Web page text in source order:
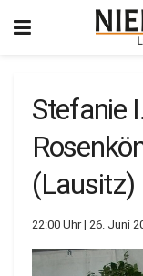
Stefanie
(Lausitz)
22:00 Uhr | 26. Juni